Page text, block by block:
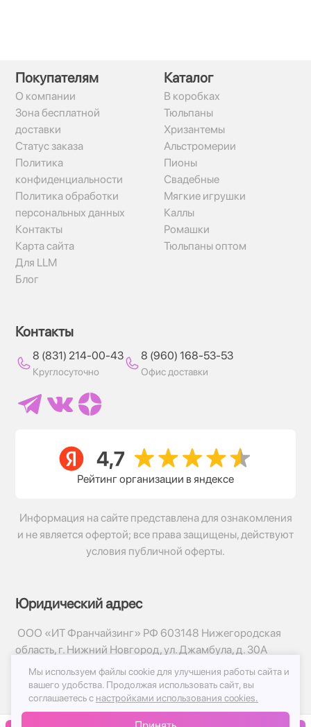
Покупателям
О компании
Зона бесплатной
доставки
Статус заказа
Политика
конфиденциальности
Политика обработки
персональных данных
Контакты
Карта сайта
Для LLM
Блог
Каталог
В коробках
Тюльпаны
Хризантемы
Альстромерии
Пионы
Свадебные
Мягкие игрушки
Каллы
Ромашки
Тюльпаны оптом
Контакты
8 (831) 214-00-43
Круглосуточно
8 (960) 168-53-53
Офис доставки
Рейтинг организации в яндексе
Информация на сайте представлена для ознакомления
и не является офертой; все права защищены, действуют
условия публичной оферты.
Юридический адрес
ООО «ИТ Франчайзинг» РФ 603148 Нижегородская
область, г. Нижний Новгород, ул. Джамбула, д. 30А
© 2017-2026г, База Цветов 24.ру
Политика конфиденциальности
Публичная оферта
Мы используем файлы cookie для улучшения работы сайта и
вашего удобства. Продолжая использовать сайт, вы
соглашаетесь с настройками использования cookies.